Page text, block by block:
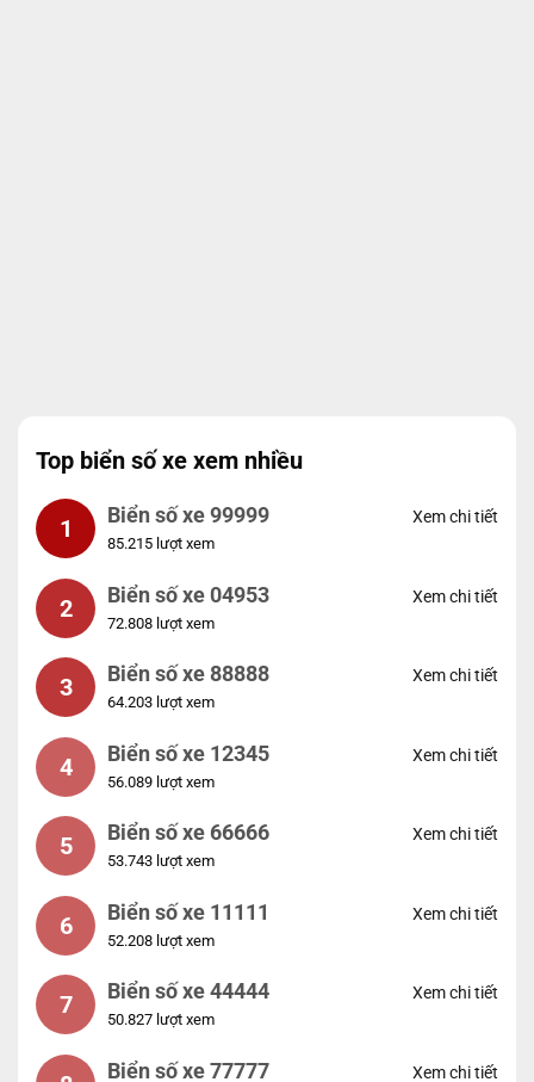
Top biển số xe xem nhiều
1 Biển số xe 99999
85.215 lượt xem
Xem chi tiết
2 Biển số xe 04953
72.808 lượt xem
Xem chi tiết
3 Biển số xe 88888
64.203 lượt xem
Xem chi tiết
4 Biển số xe 12345
56.089 lượt xem
Xem chi tiết
5 Biển số xe 66666
53.743 lượt xem
Xem chi tiết
6 Biển số xe 11111
52.208 lượt xem
Xem chi tiết
7 Biển số xe 44444
50.827 lượt xem
Xem chi tiết
Biển số xe 77777 Xem chi tiết